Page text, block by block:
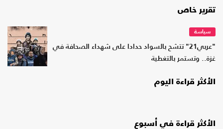
تقرير خاص
سياسة
"عربي21" تتشح بالسواد حدادا على شهداء الصحافة في
غزة.. وتستمر بالتغطية
الأكثر قراءة اليوم
الأكثر قراءة في أسبوع